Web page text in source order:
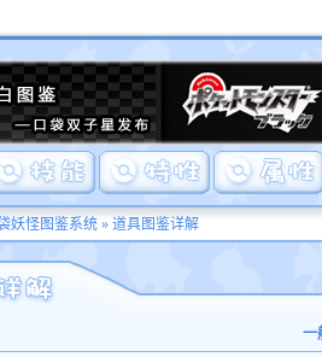
妖怪图鉴系统» 道具图鉴详解
一